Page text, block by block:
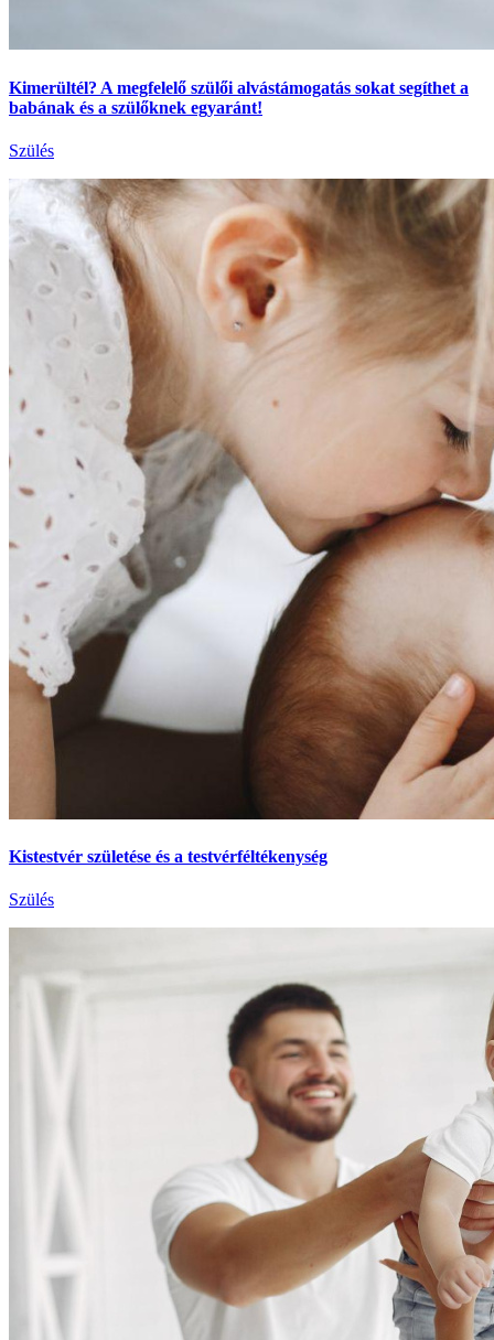
Kimerültél? A megfelelő szülői alvástámogatás sokat segíthet a
babának és a szülőknek egyaránt!
Szülés
Kistestvér születése és a testvérféltékenység
Szülés